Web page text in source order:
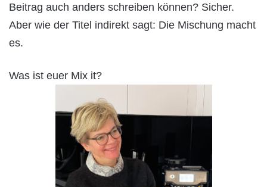
Beitrag auch anders schreiben können? Sicher.
Aber wie der Titel indirekt sagt: Die Mischung macht
es.
Was ist euer Mix it?